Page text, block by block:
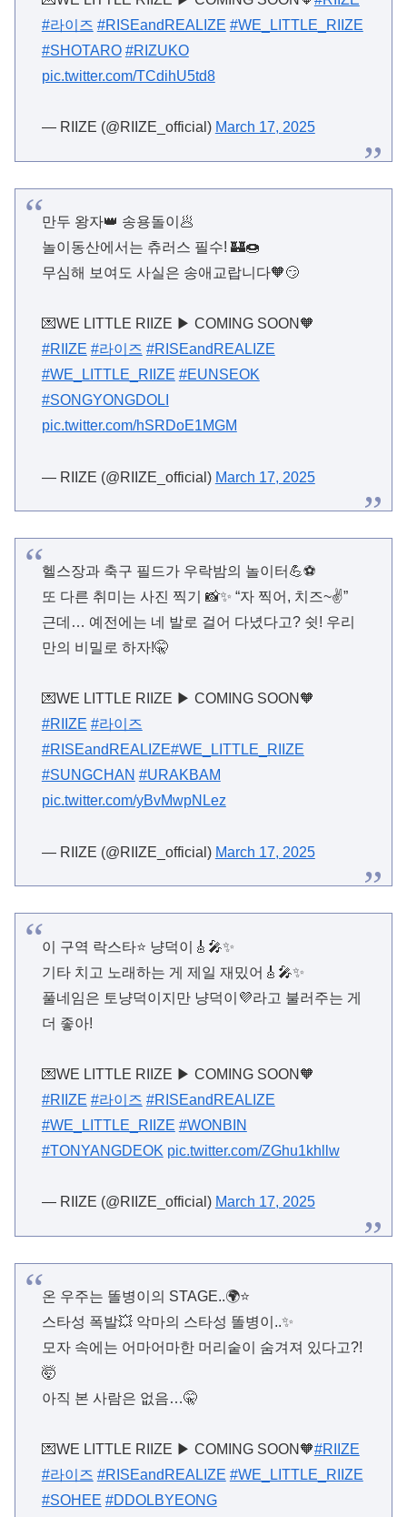
#라이즈 #RISEandREALIZE #WE_LITTLE_RIIZE
#SHOTARO #RIZUKO
pic.twitter.com/TCdihU5td8
— RIIZE (@RIIZE_official) March 17, 2025
만두 왕자👑 송용돌이🥟
놀이동산에서는 츄러스 필수! 🏰🍩
무심해 보여도 사실은 송애교랍니다🧡😏
💌WE LITTLE RIIZE ▶ COMING SOON🧡
#RIIZE #라이즈 #RISEandREALIZE
#WE_LITTLE_RIIZE #EUNSEOK
#SONGYONGDOLI
pic.twitter.com/hSRDoE1MGM
— RIIZE (@RIIZE_official) March 17, 2025
헬스장과 축구 필드가 우락밤의 놀이터💪⚽
또 다른 취미는 사진 찍기 📸✨ “자 찍어, 치즈~✌”
근데… 예전에는 네 발로 걸어 다녔다고? 쉿! 우리
만의 비밀로 하자!🤫
💌WE LITTLE RIIZE ▶ COMING SOON🧡
#RIIZE #라이즈
#RISEandREALIZE#WE_LITTLE_RIIZE
#SUNGCHAN #URAKBAM
pic.twitter.com/yBvMwpNLez
— RIIZE (@RIIZE_official) March 17, 2025
이 구역 락스타⭐ 냥덕이🎸🎤✨
기타 치고 노래하는 게 제일 재밌어🎸🎤✨
풀네임은 토냥덕이지만 냥덕이💜라고 불러주는 게
더 좋아!
💌WE LITTLE RIIZE ▶ COMING SOON🧡
#RIIZE #라이즈 #RISEandREALIZE
#WE_LITTLE_RIIZE #WONBIN
#TONYANGDEOK pic.twitter.com/ZGhu1khllw
— RIIZE (@RIIZE_official) March 17, 2025
온 우주는 똘병이의 STAGE..🌍⭐
스타성 폭발💥 악마의 스타성 똘병이..✨
모자 속에는 어마어마한 머리숱이 숨겨져 있다고?!
🤯
아직 본 사람은 없음…🤫
💌WE LITTLE RIIZE ▶ COMING SOON🧡#RIIZE
#라이즈 #RISEandREALIZE #WE_LITTLE_RIIZE
#SOHEE #DDOLBYEONG